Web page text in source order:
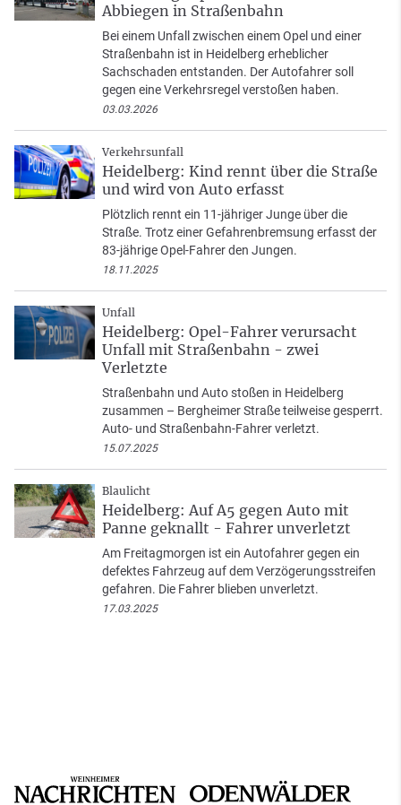
Abbiegen in Straßenbahn
Bei einem Unfall zwischen einem Opel und einer
Straßenbahn ist in Heidelberg erheblicher
Sachschaden entstanden. Der Autofahrer soll
gegen eine Verkehrsregel verstoßen haben.
03.03.2026
Verkehrsunfall
Heidelberg: Kind rennt über die Straße
und wird von Auto erfasst
Plötzlich rennt ein 11-jähriger Junge über die
Straße. Trotz einer Gefahrenbremsung erfasst der
83-jährige Opel-Fahrer den Jungen.
18.11.2025
Unfall
Heidelberg: Opel-Fahrer verursacht
Unfall mit Straßenbahn - zwei
Verletzte
Straßenbahn und Auto stoßen in Heidelberg
zusammen – Bergheimer Straße teilweise gesperrt.
Auto- und Straßenbahn-Fahrer verletzt.
15.07.2025
Blaulicht
Heidelberg: Auf A5 gegen Auto mit
Panne geknallt - Fahrer unverletzt
Am Freitagmorgen ist ein Autofahrer gegen ein
defektes Fahrzeug auf dem Verzögerungsstreifen
gefahren. Die Fahrer blieben unverletzt.
17.03.2025